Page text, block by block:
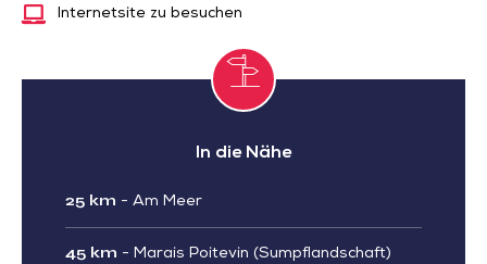
Internetsite zu besuchen
In die Nähe
25 km - Am Meer
45 km - Marais Poitevin (Sumpflandschaft)